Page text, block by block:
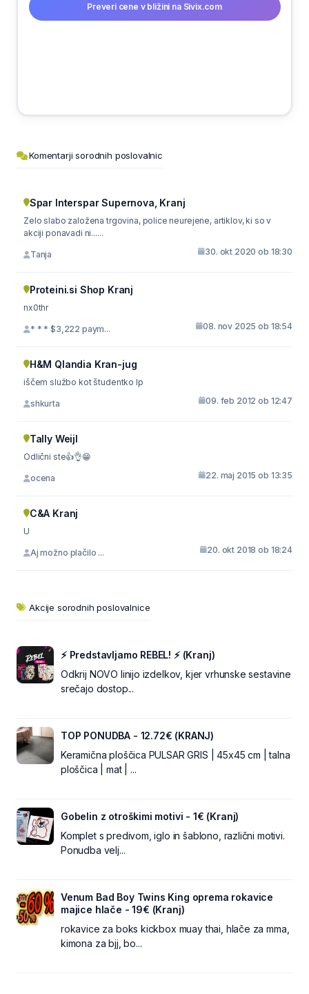
Preveri cene v bližini na Sivix.com
Komentarji sorodnih poslovalnic
Spar Interspar Supernova, Kranj
Zelo slabo založena trgovina, police neurejene, artiklov, ki so v
akciji ponavadi ni......
Tanja 30. okt 2020 ob 18:30
Proteini.si Shop Kranj
nx0thr
* * * $3,222 paym... 08. nov 2025 ob 18:54
H&M Qlandia Kran-jug
iščem službo kot študentko lp
shkurta 09. feb 2012 ob 12:47
Tally Weijl
Odlični ste👍👌😁
ocena 22. maj 2015 ob 13:35
C&A Kranj
U
Aj možno plačilo ... 20. okt 2018 ob 18:24
Akcije sorodnih poslovalnice
⚡ Predstavljamo REBEL! ⚡ (Kranj)
Odkrij NOVO linijo izdelkov, kjer vrhunske sestavine
srečajo dostop...
TOP PONUDBA - 12.72€ (KRANJ)
Keramična ploščica PULSAR GRIS | 45x45 cm | talna
ploščica | mat | ...
Gobelin z otroškimi motivi - 1€ (Kranj)
Komplet s predivom, iglo in šablono, različni motivi.
Ponudba velj...
Venum Bad Boy Twins King oprema rokavice
majice hlače - 19€ (Kranj)
rokavice za boks kickbox muay thai, hlače za mma,
kimona za bjj, bo...